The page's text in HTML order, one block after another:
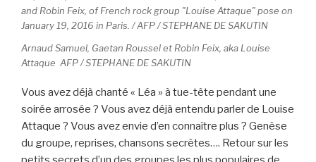
Arnaud Samuel, Gaetan Roussel et Robin Feix, aka Louise
Attaque AFP / STEPHANE DE SAKUTIN
Vous avez déjà chanté « Léa » à tue-tête pendant une
soirée arrosée ? Vous avez déjà entendu parler de Louise
Attaque ? Vous avez envie d’en connaître plus ? Genèse
du groupe, reprises, chansons secrètes…. Retour sur les